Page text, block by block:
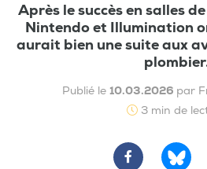
Après le succès en salles
Nintendo et Illumination
aurait bien une suite aux
Publié le 10.03.2026 par
3 min de